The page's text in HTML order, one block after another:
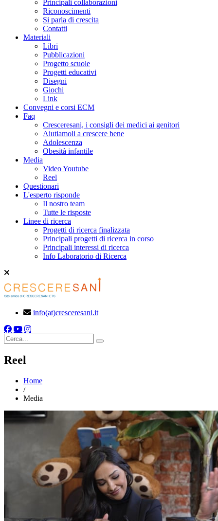
Principali collaborazioni
Riconoscimenti
Si parla di crescita
Contatti
Materiali
Libri
Pubblicazioni
Progetto scuole
Progetti educativi
Disegni
Giochi
Link
Convegni e corsi ECM
Faq
Cresceresani, i consigli dei medici ai genitori
Aiutiamoli a crescere bene
Adolescenza
Obesità infantile
Media
Video Youtube
Reel
Questionari
L'esperto risponde
Il nostro team
Tutte le risposte
Linee di ricerca
Progetti di ricerca finalizzata
Principali progetti di ricerca in corso
Principali interessi di ricerca
Info Laboratorio di Ricerca
info(at)cresceresani.it
Cerca
Reel
Home
/
Media